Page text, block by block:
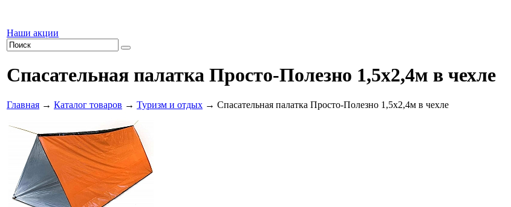
Наши акции
Спасательная палатка Просто-Полезно 1,5х2,4м в чехле
Главная → Каталог товаров → Туризм и отдых → Спасательная палатка Просто-Полезно 1,5х2,4м в чехле